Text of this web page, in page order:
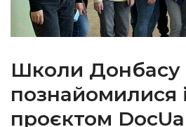
Школи Донбасу
познайомилися
проєктом